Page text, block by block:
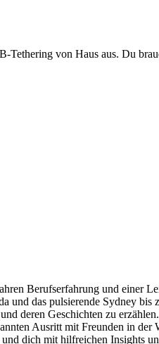
von Haus aus. Du
Berufserfahrung und einer
das pulsierende Sydney
deren Geschichten zu
Ausritt mit Freunden in
dich mit hilfreichen Insights